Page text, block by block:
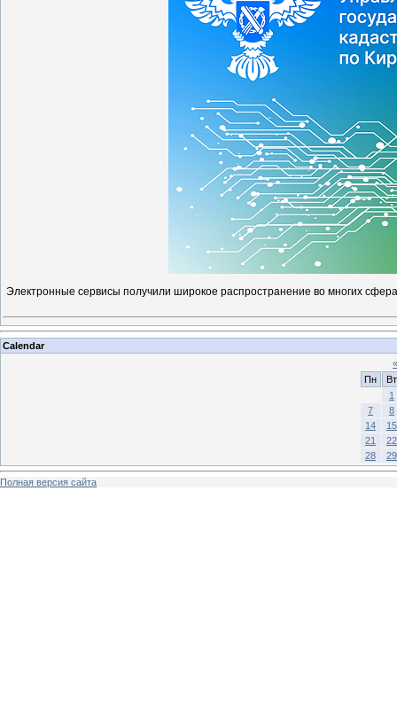
Электронные сервисы получили широкое распространение во многих
Calendar
«
Пн
Вт
1
7
8
14
15
21
22
28
29
Полная версия сайта